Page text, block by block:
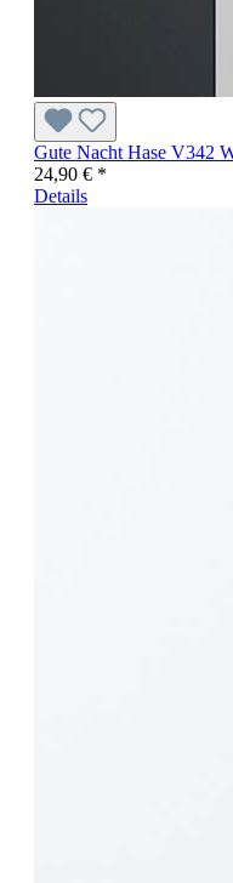
Gute Nacht Hase V342
24,90 € *
Details